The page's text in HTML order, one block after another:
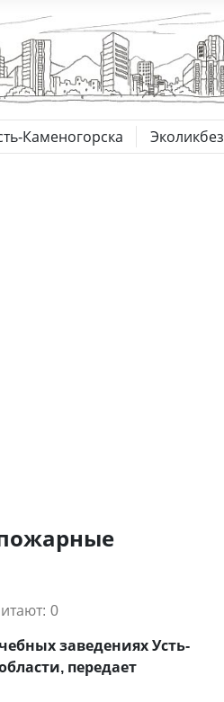
Каменогорска Эколикбез
0
заведениях Усть-
передает